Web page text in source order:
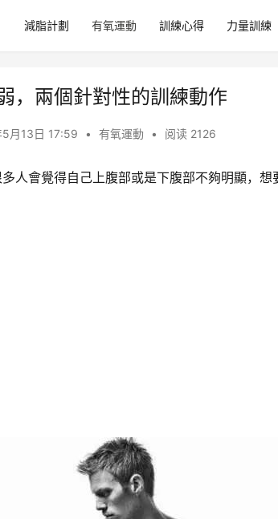
減脂計劃 有氧運動 訓練心得 力量訓練
，兩個針對性的訓練動作
5月13日 17:59 • 有氧運動 • 阅读 2126
人會覺得自己上腹部或是下腹部不夠明顯，想